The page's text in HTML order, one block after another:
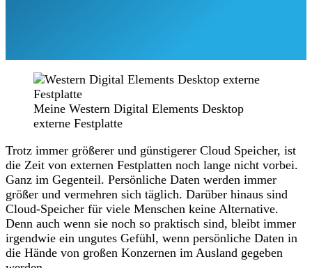
Meine Western Digital Elements Desktop
externe Festplatte
Trotz immer größerer und günstigerer Cloud Speicher, ist
die Zeit von externen Festplatten noch lange nicht vorbei.
Ganz im Gegenteil. Persönliche Daten werden immer
größer und vermehren sich täglich. Darüber hinaus sind
Cloud-Speicher für viele Menschen keine Alternative.
Denn auch wenn sie noch so praktisch sind, bleibt immer
irgendwie ein ungutes Gefühl, wenn persönliche Daten in
die Hände von großen Konzernen im Ausland gegeben